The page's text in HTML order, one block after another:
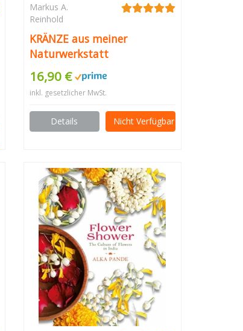
Markus A.
Reinhold
KRÄNZE aus meiner
Naturwerkstatt
16,90 €
inkl. gesetzlicher MwSt.
Details Nicht Verfügbar